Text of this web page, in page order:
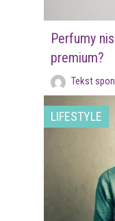
Perfumy
premium?
Tekst
LIFESTYLE